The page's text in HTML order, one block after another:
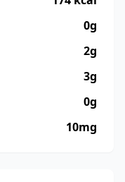
0g
2g
3g
0g
10mg